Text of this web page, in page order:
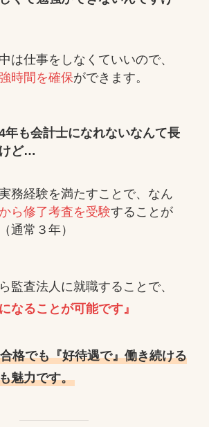
は仕事をしなくていいので、
時間を確保ができます。
年も会計士になれないなんて長
ど…
務経験を満たすことで、なん
ら修了考査を受験することが
通常３年）
監査法人に就職することで、
なることが可能です』
格でも『好待遇で』働き続ける
魅力です。